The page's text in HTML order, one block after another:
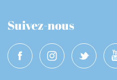
Suivez-nous